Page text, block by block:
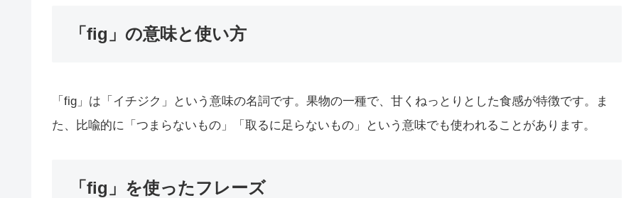
「fig」の意味と使い方
「fig」は「イチジク」という意味の名詞です。果物の一種で、甘くねっとりとした食感が特徴です。ま
た、比喩的に「つまらないもの」「取るに足らないもの」という意味でも使われることがあります。
「fig」を使ったフレーズ